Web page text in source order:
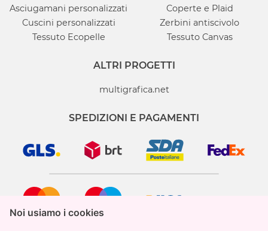
Noi usiamo i cookies
Noi usiamo i cookies
Asciugamani personalizzati
Coperte e Plaid
Cuscini personalizzati
Zerbini antiscivolo
Tessuto Ecopelle
Tessuto Canvas
ALTRI PROGETTI
multigrafica.net
SPEDIZIONI E PAGAMENTI